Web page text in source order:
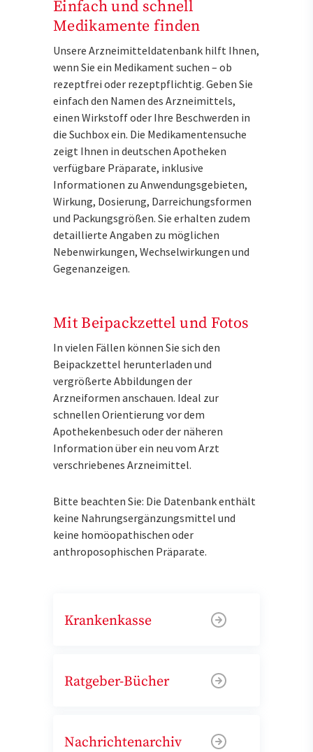
Einfach und schnell
Medikamente finden
Unsere Arzneimitteldatenbank hilft Ihnen,
wenn Sie ein Medikament suchen – ob
rezeptfrei oder rezeptpflichtig. Geben Sie
einfach den Namen des Arzneimittels,
einen Wirkstoff oder Ihre Beschwerden in
die Suchbox ein. Die Medikamentensuche
zeigt Ihnen in deutschen Apotheken
verfügbare Präparate, inklusive
Informationen zu Anwendungsgebieten,
Wirkung, Dosierung, Darreichungsformen
und Packungsgrößen. Sie erhalten zudem
detaillierte Angaben zu möglichen
Nebenwirkungen, Wechselwirkungen und
Gegenanzeigen.
Mit Beipackzettel und Fotos
In vielen Fällen können Sie sich den
Beipackzettel herunterladen und
vergrößerte Abbildungen der
Arzneiformen anschauen. Ideal zur
schnellen Orientierung vor dem
Apothekenbesuch oder der näheren
Information über ein neu vom Arzt
verschriebenes Arzneimittel.
Bitte beachten Sie: Die Datenbank enthält
keine Nahrungsergänzungsmittel und
keine homöopathischen oder
anthroposophischen Präparate.
Krankenkasse
Ratgeber-Bücher
Nachrichtenarchiv